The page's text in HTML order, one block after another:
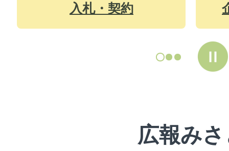
ス
企業版ふるさと納税
ス
ラ
広報み